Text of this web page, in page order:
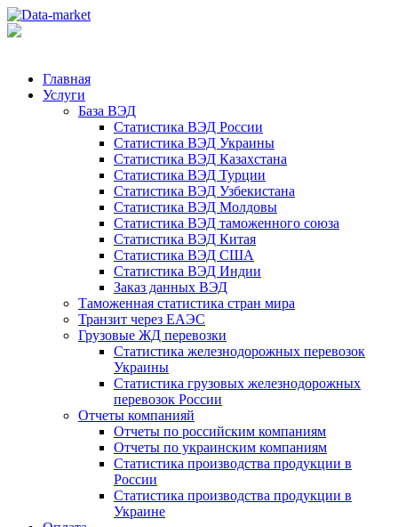
Главная
Услуги
База ВЭД
Статистика ВЭД России
Статистика ВЭД Украины
Статистика ВЭД Казахстана
Статистика ВЭД Турции
Статистика ВЭД Узбекистана
Статистика ВЭД Молдовы
Статистика ВЭД таможенного союза
Статистика ВЭД Китая
Статистика ВЭД США
Статистика ВЭД Индии
Заказ данных ВЭД
Таможенная статистика стран мира
Транзит через ЕАЭС
Грузовые ЖД перевозки
Статистика железнодорожных перевозок
Украины
Статистика грузовых железнодорожных
перевозок России
Отчеты компанияй
Отчеты по российским компаниям
Отчеты по украинским компаниям
Статистика производства продукции в
России
Статистика производства продукции в
Украине